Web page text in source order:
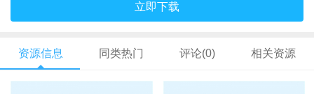
立即下载
资源信息 同类热门 评论(0) 相关资源